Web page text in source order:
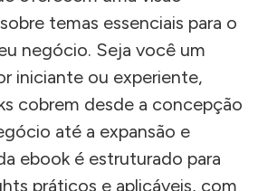
temas essenciais para o
negócio. Seja você um
iniciante ou experiente,
cobrem desde a concepção
até a expansão e
ebook é estruturado para
práticos e aplicáveis, com